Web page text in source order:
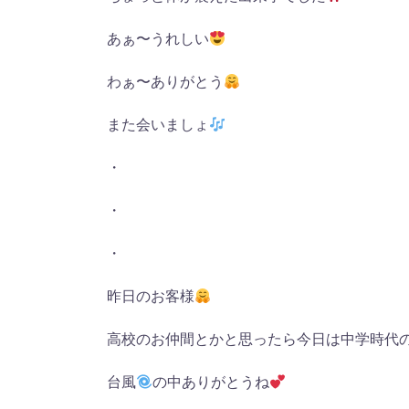
あぁ〜うれしい
わぁ〜ありがとう
また会いましょ
・
・
・
昨日のお客様
高校のお仲間とかと思ったら今日は中学時代
台風 の中ありがとうね